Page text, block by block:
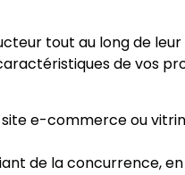
tout au long de
de vos
e-commerce ou
de la concurrence,